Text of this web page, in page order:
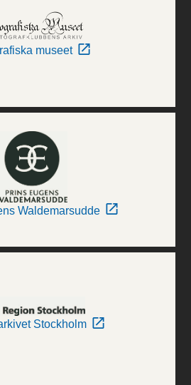
museet
Waldemarsudde
Stockholm